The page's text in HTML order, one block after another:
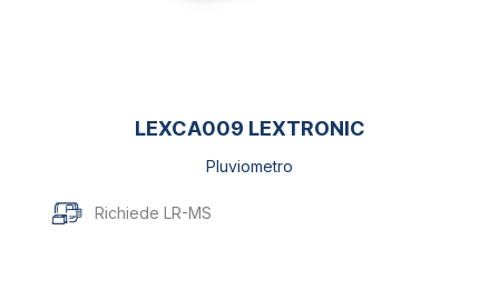
LEXCA009 LEXTRONIC
Pluviometro
Richiede LR-MS